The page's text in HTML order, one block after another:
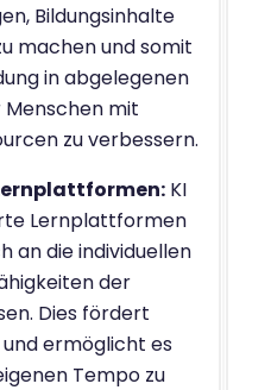
Bildungsinhalte
machen und somit
in abgelegenen
mit
zu verbessern.
KI
Lernplattformen
an die individuellen
der
Dies fördert
ermöglicht es
Tempo zu